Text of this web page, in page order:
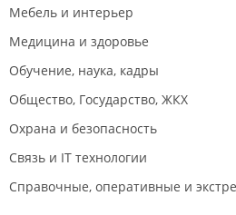
Мебель и интерьер
Медицина и здоровье
Обучение, наука, кадры
Общество, Государство, ЖКХ
Охрана и безопасность
Связь и IT технологии
Справочные, оперативные и